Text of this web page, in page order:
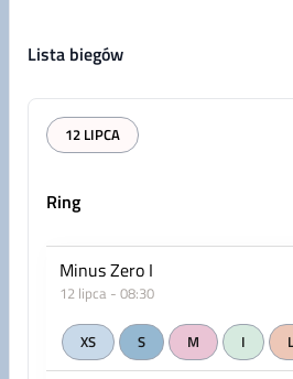
Lista biegów
12 LIPCA
Ring
Minus Zero I
12 lipca - 08:30
XS S M I L